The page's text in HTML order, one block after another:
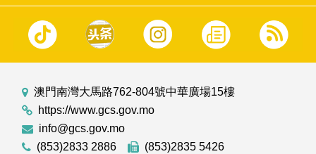
澳門南灣大馬路762-804號中華廣場15樓
https://www.gcs.gov.mo
info@gcs.gov.mo
(853)2833 2886
(853)2835 5426